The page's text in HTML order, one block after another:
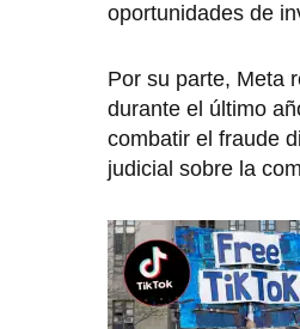
oportunidades de
Por su parte, Meta
durante el último
combatir el fraude
judicial sobre la